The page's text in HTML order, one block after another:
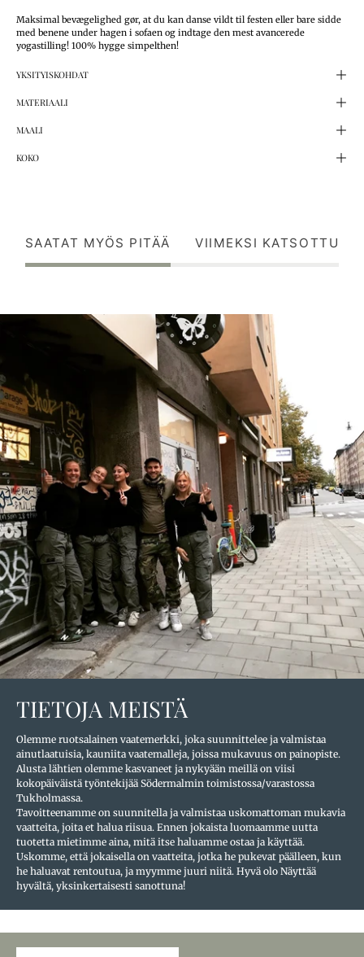
Maksimal bevægelighed gør, at du kan danse vildt til festen eller bare sidde
med benene under hagen i sofaen og indtage den mest avancerede
yogastilling! 100% hygge simpelthen!
YKSITYISKOHDAT
MATERIAALI
MAALI
KOKO
SAATAT MYÖS PITÄÄ VIIMEKSI KATSOTTU
TIETOJA MEISTÄ
Olemme ruotsalainen vaatemerkki, joka suunnittelee ja valmistaa
ainutlaatuisia, kauniita vaatemalleja, joissa mukavuus on painopiste.
Alusta lähtien olemme kasvaneet ja nykyään meillä on viisi
kokopäiväistä työntekijää Södermalmin toimistossa/varastossa
Tukholmassa.
Tavoitteenamme on suunnitella ja valmistaa uskomattoman mukavia
vaatteita, joita et halua riisua. Ennen jokaista luomaamme uutta
tuotetta mietimme aina, mitä itse haluamme ostaa ja käyttää.
Uskomme, että jokaisella on vaatteita, jotka he pukevat päälleen, kun
he haluavat rentoutua, ja myymme juuri niitä. Hyvä olo Näyttää
hyvältä, yksinkertaisesti sanottuna!